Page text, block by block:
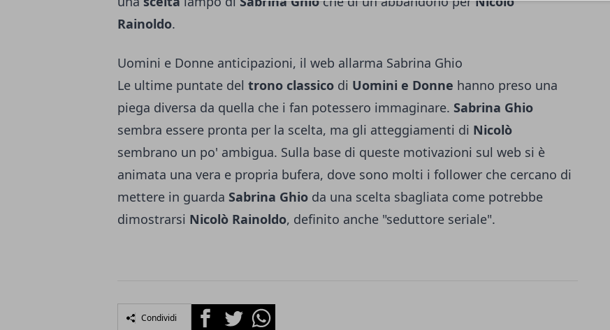
Rainoldo.
Uomini e Donne anticipazioni, il web allarma Sabrina Ghio
Le ultime puntate del trono classico di Uomini e Donne hanno preso una
piega diversa da quella che i fan potessero immaginare. Sabrina Ghio
sembra essere pronta per la scelta, ma gli atteggiamenti di Nicolò
sembrano un po' ambigua. Sulla base di queste motivazioni sul web si è
animata una vera e propria bufera, dove sono molti i follower che cercano di
mettere in guarda Sabrina Ghio da una scelta sbagliata come potrebbe
dimostrarsi Nicolò Rainoldo, definito anche "seduttore seriale".
Condividi FacebookTwitterWhatsapp